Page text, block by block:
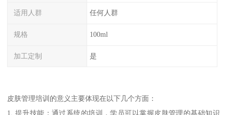
适用人群 任何人群
规格 100ml
加工定制 是
皮肤管理培训的意义主要体现在以下几个方面：
1. 提升技能：通过系统的培训，学员可以掌握皮肤管理的基础知识